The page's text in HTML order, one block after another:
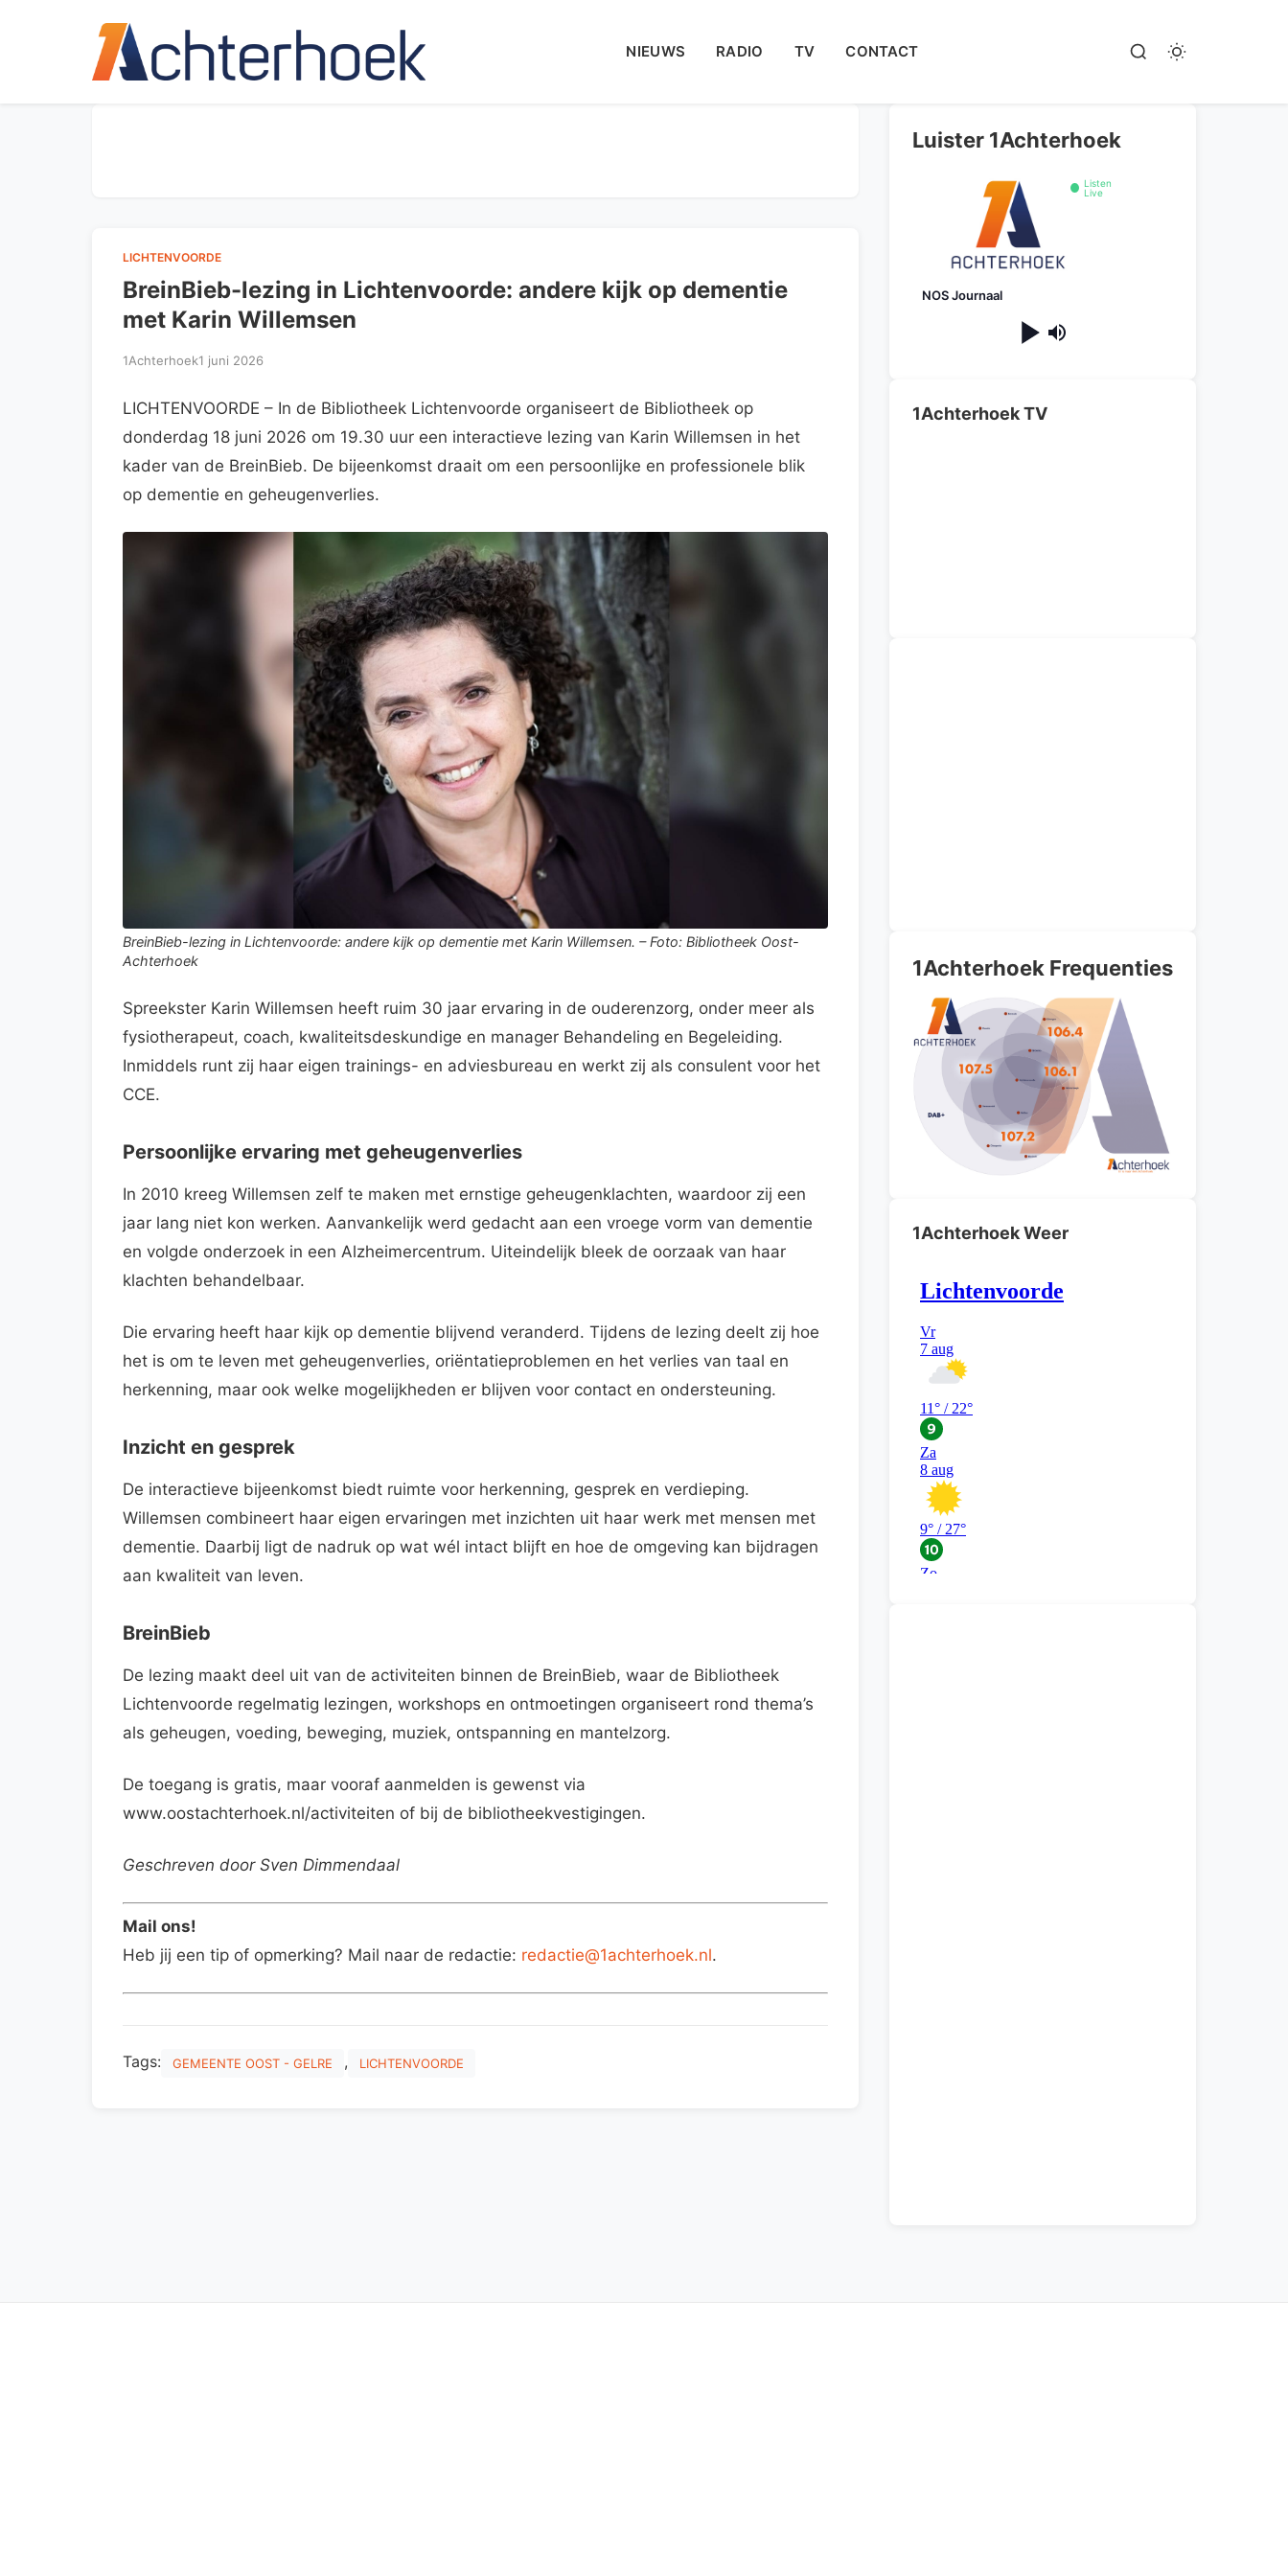
NIEUWS RADIO TV CONTACT
LICHTENVOORDE
BreinBieb-lezing in Lichtenvoorde: andere kijk op dementie
met Karin Willemsen
1Achterhoek1 juni 2026
LICHTENVOORDE – In de Bibliotheek Lichtenvoorde organiseert de Bibliotheek op
donderdag 18 juni 2026 om 19.30 uur een interactieve lezing van Karin Willemsen in het
kader van de BreinBieb. De bijeenkomst draait om een persoonlijke en professionele blik
op dementie en geheugenverlies.
BreinBieb-lezing in Lichtenvoorde: andere kijk op dementie met Karin Willemsen. – Foto: Bibliotheek Oost-
Achterhoek
Spreekster Karin Willemsen heeft ruim 30 jaar ervaring in de ouderenzorg, onder meer als
fysiotherapeut, coach, kwaliteitsdeskundige en manager Behandeling en Begeleiding.
Inmiddels runt zij haar eigen trainings- en adviesbureau en werkt zij als consulent voor het
CCE.
Persoonlijke ervaring met geheugenverlies
In 2010 kreeg Willemsen zelf te maken met ernstige geheugenklachten, waardoor zij een
jaar lang niet kon werken. Aanvankelijk werd gedacht aan een vroege vorm van dementie
en volgde onderzoek in een Alzheimercentrum. Uiteindelijk bleek de oorzaak van haar
klachten behandelbaar.
Die ervaring heeft haar kijk op dementie blijvend veranderd. Tijdens de lezing deelt zij hoe
het is om te leven met geheugenverlies, oriëntatieproblemen en het verlies van taal en
herkenning, maar ook welke mogelijkheden er blijven voor contact en ondersteuning.
Inzicht en gesprek
De interactieve bijeenkomst biedt ruimte voor herkenning, gesprek en verdieping.
Willemsen combineert haar eigen ervaringen met inzichten uit haar werk met mensen met
dementie. Daarbij ligt de nadruk op wat wél intact blijft en hoe de omgeving kan bijdragen
aan kwaliteit van leven.
BreinBieb
De lezing maakt deel uit van de activiteiten binnen de BreinBieb, waar de Bibliotheek
Lichtenvoorde regelmatig lezingen, workshops en ontmoetingen organiseert rond thema’s
als geheugen, voeding, beweging, muziek, ontspanning en mantelzorg.
De toegang is gratis, maar vooraf aanmelden is gewenst via
www.oostachterhoek.nl/activiteiten of bij de bibliotheekvestigingen.
Geschreven door Sven Dimmendaal
Mail ons!
Heb jij een tip of opmerking? Mail naar de redactie: redactie@1achterhoek.nl.
Tags: GEMEENTE OOST - GELRE , LICHTENVOORDE
Luister 1Achterhoek
Listen
Live
NOS Journaal
1Achterhoek TV
1Achterhoek Frequenties
1Achterhoek Weer